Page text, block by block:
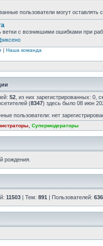
пользователи могут оставлять
ветки с возникшими ошибками при
| Наша команда
52 , из них зарегистрированных: 0,
(8347) здесь было 08 июн
пользователи: нет
Супермодераторы
рождения.
11503 | Тем: 891 | Пользователей: 636